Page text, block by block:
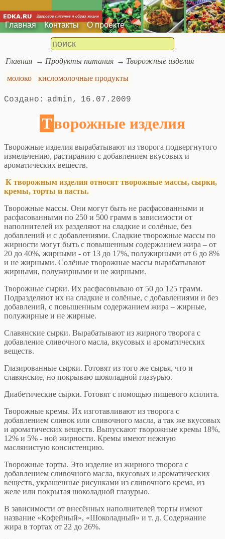
Главная Контакты О проекте
Главная Продукты питания
Творожные изделия
молоко
кисломолочные продукты
admin 16.07.2009
Творожные изделия
Творожные изделия вырабатывают из творога подвергнутого
измельчению, растиранию с добавлением вкусовых и
ароматических веществ.
К творожным изделия относят творожные массы, сырки,
кремы, торты и пасты.
Творожные массы. Они могут быть не расфасованными и
расфасованными по 250 и 500 грамм в зависимости от
наполнителей их разделяют на сладкие и солёные, без
добавлений и с добавлениями. Сладкие творожные массы по
жирности могут быть с повышенным содержанием жира – от
20 до 40%, жирными - от 13 до 17%, полужирными от 6 до 8%
и не жирными. Солёные творожные массы вырабатывают
жирными, полужирными и не жирными.
Творожные сырки. Их расфасовываю от 50 до 125 грамм.
Подразделяют их на сладкие и солёные, с добавлениями и без
добавлений, с повышенным содержанием жира – жирные,
полужирные и не жирные.
Славянские сырки. Вырабатывают из жирного творога с
добавление сливочного масла, вкусовых и ароматических
веществ.
Глазированные сырки. Готовят из того же сырья, что и
славянские, но покрываю шоколадной глазурью.
Диабетические сырки. Готовят с помощью пищевого ксилита.
Творожные кремы. Их изготавливают из творога с
добавлением сливок или сливочного масла, а так же вкусовых
и ароматических веществ. Выпускают творожные кремы 18%,
12% и 5% - ной жирности. Кремы имеют нежную
маслянистую консистенцию.
Творожные торты. Это изделие из жирного творога с
добавлением сливочного масла, вкусовых и ароматических
веществ, украшенные рисунками из сливочного крема, из
желе или покрытая шоколадной глазурью.
В зависимости от внесённых наполнителей торты имеют
название «Кофейный», «Шоколадный» и т. д. Содержание
жира в тортах от 22 до 26%.